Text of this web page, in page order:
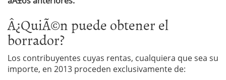
Â¿QuiÃ©n puede obtener el
borrador?
Los contribuyentes cuyas rentas, cualquiera que sea su
importe, en 2013 proceden exclusivamente de: